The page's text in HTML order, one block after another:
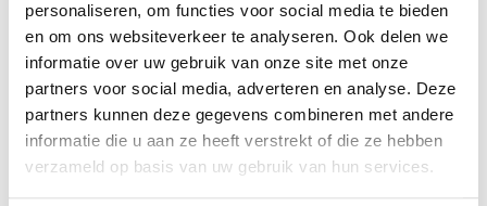
personaliseren, om functies voor social media te bieden
en om ons websiteverkeer te analyseren. Ook delen we
informatie over uw gebruik van onze site met onze
partners voor social media, adverteren en analyse. Deze
partners kunnen deze gegevens combineren met andere
informatie die u aan ze heeft verstrekt of die ze hebben
verzameld op basis van uw gebruik van hun services.
Aan winkelmandje toevoegen
Algemene voorwaarden
Verzending: 2-3 werkdagen